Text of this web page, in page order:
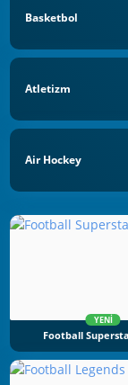
Basketbol
Atletizm
Air Hockey
YENI
Football